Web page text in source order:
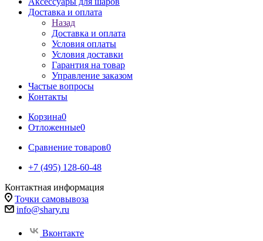
Доставка и оплата
Назад
Доставка и оплата
Условия оплаты
Условия доставки
Гарантия на товар
Управление заказом
Частые вопросы
Контакты
Корзина0
Отложенные0
Сравнение товаров0
+7 (495) 128-60-48
Контактная информация
Точки самовывоза
info@shary.ru
Вконтакте